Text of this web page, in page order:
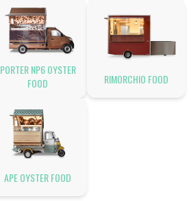
PORTER NP6 OYSTER
FOOD
RIMORCHIO FOOD
APE OYSTER FOOD